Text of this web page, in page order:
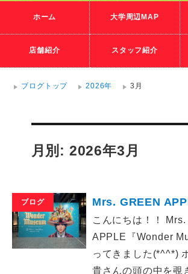
ホーム 大学周辺MAP
店舗紹介 スタッフ紹介
ブログトップ 2026年 3月
月別: 2026年3月
ブログ Mrs. GREEN
こんにちは！！ Mrs.
APPLE『Wonder
ってきました(*^^*)
貴さんの頭の中を覗